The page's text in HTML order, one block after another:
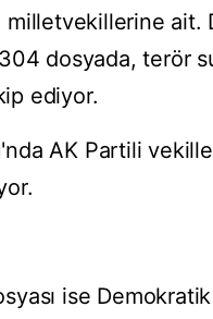
ait.
dosyada, terör
ediyor.
AK Partili
ise